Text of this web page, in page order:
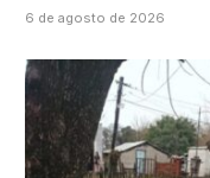
6 de agosto de 2026